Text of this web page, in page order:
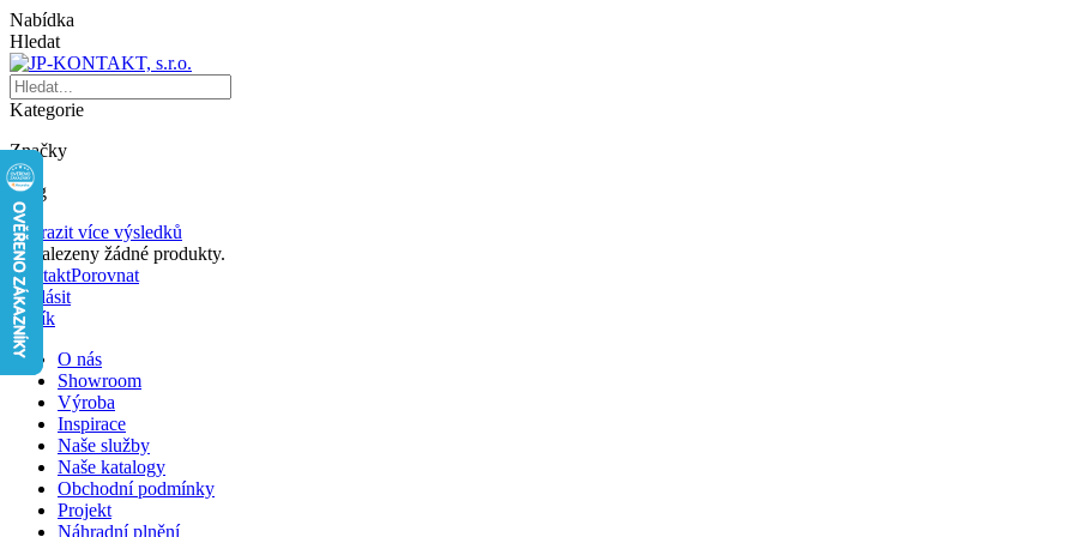
Nabídka
Hledat
Kategorie
Značky
Blog
Zobrazit více výsledků
Nenalezeny žádné produkty.
KontaktPorovnat
Přihlásit
Košík
O nás
Showroom
Výroba
Inspirace
Naše služby
Naše katalogy
Obchodní podmínky
Projekt
Náhradní plnění